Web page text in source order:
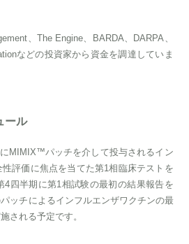
、The Engine、BARDA、DARPA、
などの投資家から資金を調達していま
ール
MIMIX™パッチを介して投与されるイン
評価に焦点を当てた第1相臨床テストを
4四半期に第1相試験の最初の結果報告を
ッチによるインフルエンザワクチンの最
される予定です。